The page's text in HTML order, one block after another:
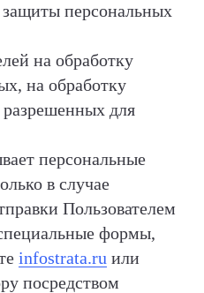
персональных
на обработку
на обработку
для
персональные
в случае
Пользователем
формы,
infostrata.ru или
посредством